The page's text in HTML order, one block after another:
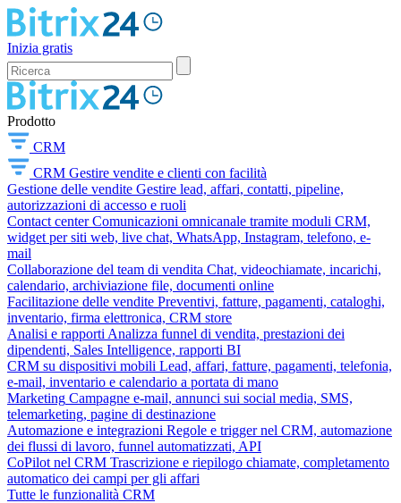
Inizia gratis
Prodotto
CRM
CRM Gestire vendite e clienti con facilità
Gestione delle vendite Gestire lead, affari, contatti, pipeline,
autorizzazioni di accesso e ruoli
Contact center Comunicazioni omnicanale tramite moduli CRM,
widget per siti web, live chat, WhatsApp, Instagram, telefono, e-
mail
Collaborazione del team di vendita Chat, videochiamate, incarichi,
calendario, archiviazione file, documenti online
Facilitazione delle vendite Preventivi, fatture, pagamenti, cataloghi,
inventario, firma elettronica, CRM store
Analisi e rapporti Analizza funnel di vendita, prestazioni dei
dipendenti, Sales Intelligence, rapporti BI
CRM su dispositivi mobili Lead, affari, fatture, pagamenti, telefonia,
e-mail, inventario e calendario a portata di mano
Marketing Campagne e-mail, annunci sui social media, SMS,
telemarketing, pagine di destinazione
Automazione e integrazioni Regole e trigger nel CRM, automazione
dei flussi di lavoro, funnel automatizzati, API
CoPilot nel CRM Trascrizione e riepilogo chiamate, completamento
automatico dei campi per gli affari
Tutte le funzionalità CRM